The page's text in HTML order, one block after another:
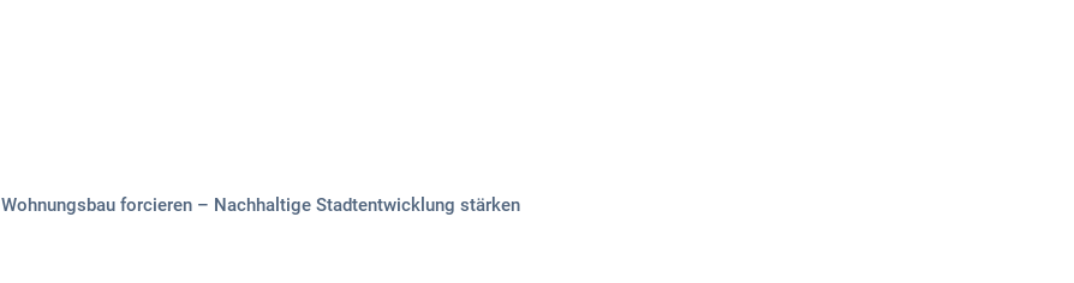
Wohnungsbau forcieren – Nachhaltige Stadtentwicklung stärken